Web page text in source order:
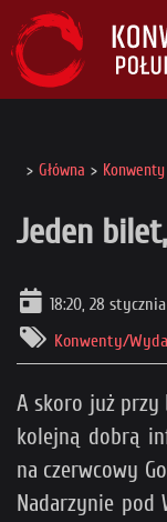
Główna
Jeden
18:20, 28 stycznia
Konwenty/
A skoro już przy
kolejną dobrą
na czerwcowy
Nadarzynie pod